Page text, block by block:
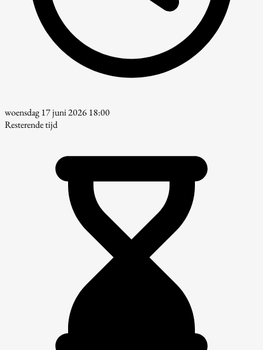
woensdag 17 juni 2026 18:00
Resterende tijd